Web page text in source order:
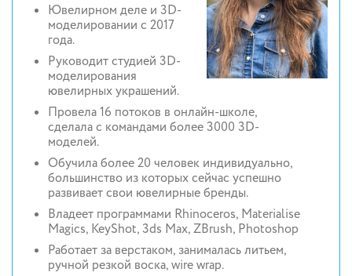
Ювелирном деле и 3D-
моделировании с 2017
года.
Руководит студией 3D-
моделирования
ювелирных украшений.
Провела 16 потоков в онлайн-школе,
сделала с командами более 3000 3D-
моделей.
Обучила более 20 человек индивидуально,
большинство из которых сейчас успешно
развивает свои ювелирные бренды.
Владеет программами Rhinoceros, Materialise
Magics, KeyShot, 3ds Max, ZBrush, Photoshop
Работает за верстаком, занималась литьем,
ручной резкой воска, wire wrap.